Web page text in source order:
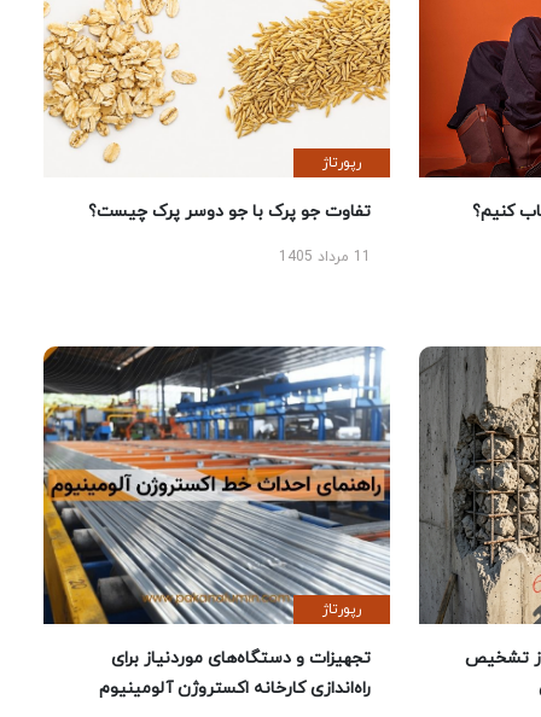
کنیم؟
رپورتاژ
تفاوت جو پرک با جو دوسر پرک چیست؟
تشخیص
رپورتاژ
تجهیزات و دستگاه‌های موردنیاز برای
راه‌اندازی کارخانه اکستروژن آلومینیوم